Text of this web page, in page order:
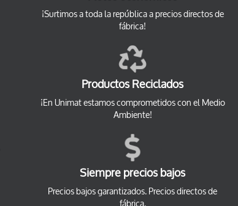
¡Surtimos a toda la república a precios directos de
fábrica!
Productos Reciclados
¡En Unimat estamos comprometidos con el Medio
Ambiente!
Siempre precios bajos
Precios bajos garantizados. Precios directos de